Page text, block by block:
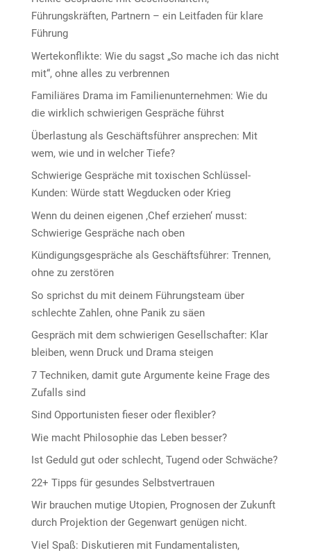
Führungskräften, Partnern – ein Leitfaden für klare
Führung
Wertekonflikte: Wie du sagst „So mache ich das nicht
mit“, ohne alles zu verbrennen
Familiäres Drama im Familienunternehmen: Wie du
die wirklich schwierigen Gespräche führst
Überlastung als Geschäftsführer ansprechen: Mit
wem, wie und in welcher Tiefe?
Schwierige Gespräche mit toxischen Schlüssel-
Kunden: Würde statt Wegducken oder Krieg
Wenn du deinen eigenen ‚Chef erziehen‘ musst:
Schwierige Gespräche nach oben
Kündigungsgespräche als Geschäftsführer: Trennen,
ohne zu zerstören
So sprichst du mit deinem Führungsteam über
schlechte Zahlen, ohne Panik zu säen
Gespräch mit dem schwierigen Gesellschafter: Klar
bleiben, wenn Druck und Drama steigen
7 Techniken, damit gute Argumente keine Frage des
Zufalls sind
Sind Opportunisten fieser oder flexibler?
Wie macht Philosophie das Leben besser?
Ist Geduld gut oder schlecht, Tugend oder Schwäche?
22+ Tipps für gesundes Selbstvertrauen
Wir brauchen mutige Utopien, Prognosen der Zukunft
durch Projektion der Gegenwart genügen nicht.
Viel Spaß: Diskutieren mit Fundamentalisten,